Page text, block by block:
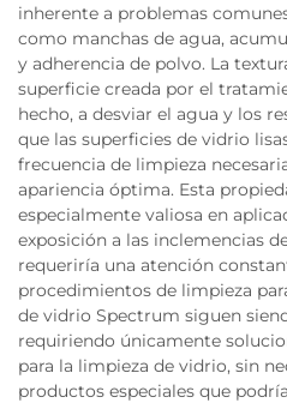
inherente a problemas
como manchas de agua,
y adherencia de polvo. La
superficie creada por el
hecho, a desviar el agua y los
que las superficies de vidrio
frecuencia de limpieza
apariencia óptima. Esta
especialmente valiosa en
exposición a las inclemencias
requeriría una atención
procedimientos de limpieza
de vidrio Spectrum siguen
requiriendo únicamente
para la limpieza de vidrio, sin
productos especiales que